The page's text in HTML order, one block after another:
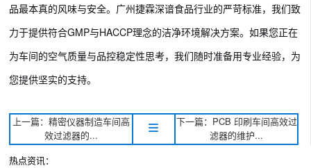
品最本真的风味与安全。广州捷霖深谙食品行业的严苛标准，我们致
力于提供符合GMP与HACCP理念的洁净环境解决方案。如果您正在
为车间的空气质量与品控稳定性思考，我们随时准备用专业经验，为
您提供坚实的支持。
上一篇：精密仪器制造车间高
效过滤器的...
下一篇：PCB 印刷车间高效过
滤器的维护...
热点资讯：